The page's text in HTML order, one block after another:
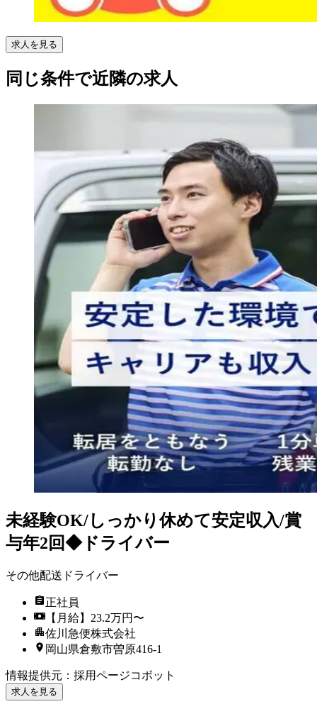
求人を見る
同じ条件で近隣の求人
未経験OK/しっかり休めて安定収入/賞
与年2回◆ドライバー
その他配送ドライバー
正社員
【月給】23.2万円〜
佐川急便株式会社
岡山県倉敷市曽原416-1
情報提供元 ： 採用ページコボット
求人を見る